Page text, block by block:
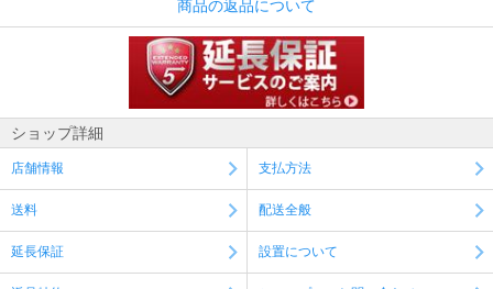
商品の返品について
ショップ詳細
店舗情報 支払方法
送料 配送全般
延長保証 設置について